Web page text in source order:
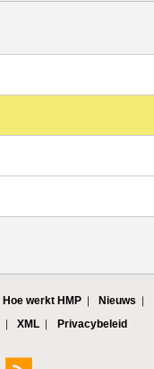
Hoe werkt HMP
Nieuws
XML Privacybeleid